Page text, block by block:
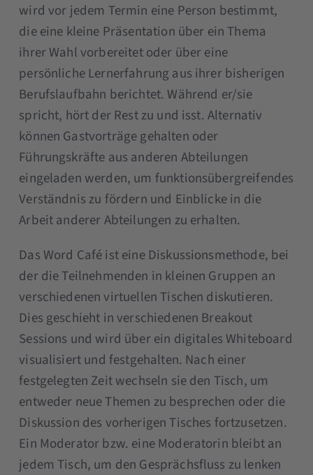
wird vor jedem Termin eine Person bestimmt,
die eine kleine Präsentation über ein Thema
ihrer Wahl vorbereitet oder über eine
persönliche Lernerfahrung aus ihrer bisherigen
Berufslaufbahn berichtet. Während er/sie
spricht, hört der Rest zu und isst. Alternativ
können Gastvorträge gehalten oder
Führungskräfte aus anderen Abteilungen
eingeladen werden, um funktionsübergreifendes
Verständnis zu fördern und Einblicke in die
Arbeit anderer Abteilungen zu erhalten.
Das Word Café ist eine Diskussionsmethode, bei
der die Teilnehmenden in kleinen Gruppen an
verschiedenen virtuellen Tischen diskutieren.
Dies geschieht in verschiedenen Breakout
Sessions und wird über ein digitales Whiteboard
visualisiert und festgehalten. Nach einer
festgelegten Zeit wechseln sie den Tisch, um
entweder neue Themen zu besprechen oder die
Diskussion des vorherigen Tisches fortzusetzen.
Ein Moderator bzw. eine Moderatorin bleibt an
jedem Tisch, um den Gesprächsfluss zu lenken